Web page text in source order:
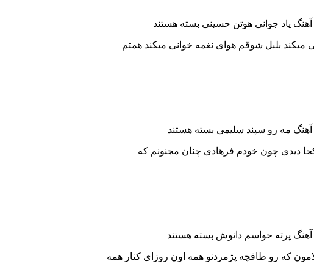
یاد جوانی هوتن حسینی بسته هستند
میکند بلبل شوقم هوای نغمه خوانی میکند همتم
آهنگ مه رو سپند سلیمی بسته هستند
دیدی چون خودم فرهادی چنان مجنونم که
آهنگ پرته حواسم دانوش بسته هستند
که رو طاقچه پژمردنو همه اون روزای کنار همه